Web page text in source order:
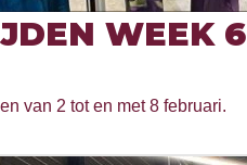
WEEK 6
van 2 tot en met 8 februari.